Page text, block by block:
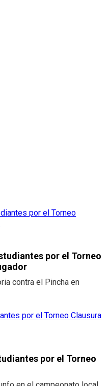
por el Torneo
contra el Pincha en
por el Torneo